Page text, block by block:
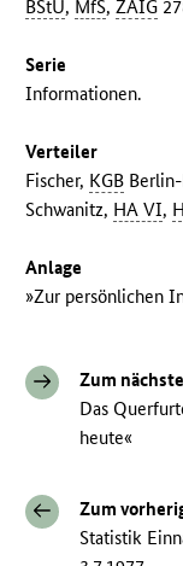
BStU, MfS,ZAIG
Serie
Informationen.
Verteiler
Fischer, KGB
Schwanitz, HA VI,
Anlage
»Zur persönlichen
Zum
Das
heute«
Zum
Statistik